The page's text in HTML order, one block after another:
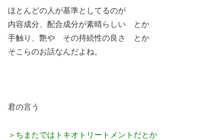
ほとんどの人が基準としてるのが
内容成分、配合成分が素晴らしい とか
手触り、艶や その持続性の良さ とか
そこらのお話なんだよね。
君の言う
＞ちまたではトキオトリートメントだとか